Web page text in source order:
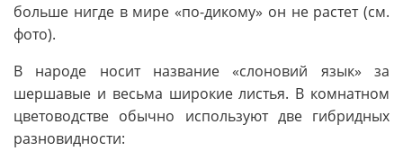
больше нигде в мире «по-дикому» он не растет (см.
фото).
В народе носит название «слоновий язык» за
шершавые и весьма широкие листья. В комнатном
цветоводстве обычно используют две гибридных
разновидности: